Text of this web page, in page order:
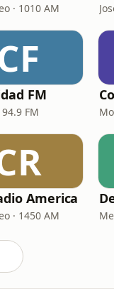
· 1010 AM
FM
FM
America
· 1450 AM